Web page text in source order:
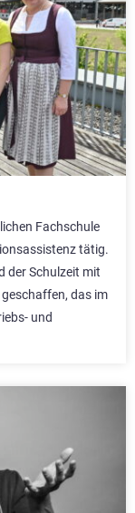
Fachschule
tätig.
der Schulzeit mit
das im
und